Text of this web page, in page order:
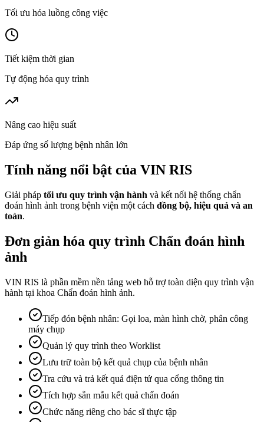
Tối ưu hóa luồng công việc
Tiết kiệm thời gian
Tự động hóa quy trình
Nâng cao hiệu suất
Đáp ứng số lượng bệnh nhân lớn
Tính năng nổi bật của VIN RIS
Giải pháp tối ưu quy trình vận hành và kết nối hệ thống chẩn
đoán hình ảnh trong bệnh viện một cách đồng bộ, hiệu quả và an
toàn.
Đơn giản hóa quy trình Chẩn đoán hình
ảnh
VIN RIS là phần mềm nền tảng web hỗ trợ toàn diện quy trình vận
hành tại khoa Chẩn đoán hình ảnh.
Tiếp đón bệnh nhân: Gọi loa, màn hình chờ, phân công
máy chụp
Quản lý quy trình theo Worklist
Lưu trữ toàn bộ kết quả chụp của bệnh nhân
Tra cứu và trả kết quả điện tử qua cổng thông tin
Tích hợp sẵn mẫu kết quả chẩn đoán
Chức năng riêng cho bác sĩ thực tập